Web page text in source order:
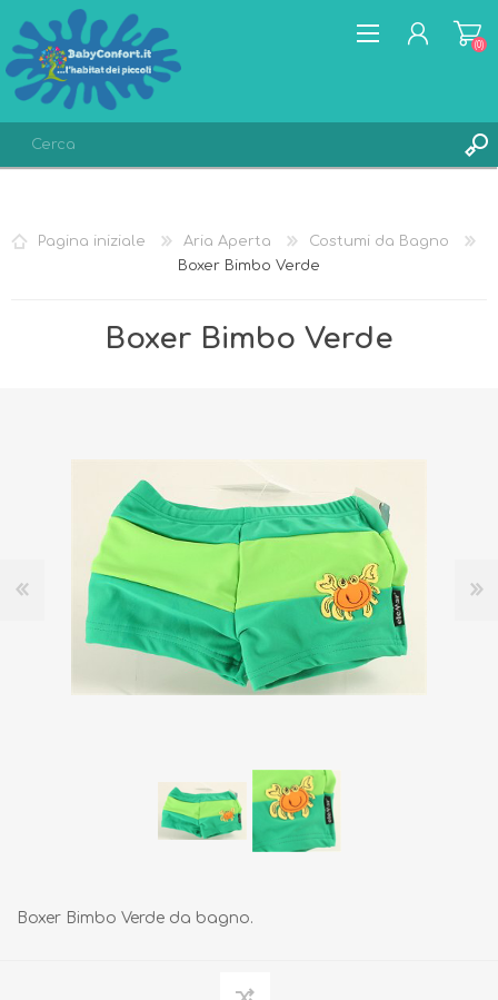
LISTA DEI DESIDERI
(0)
Pagina iniziale Aria Aperta
Costumi da Bagno
Boxer Bimbo Verde
Boxer Bimbo Verde
Boxer Bimbo Verde da bagno.